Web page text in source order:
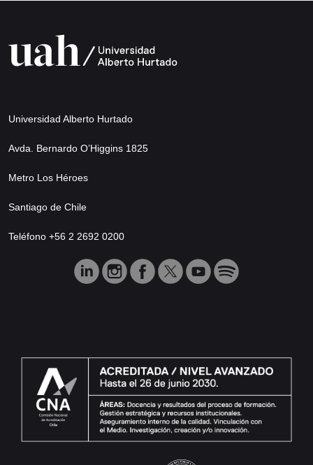
Universidad Alberto Hurtado
Avda. Bernardo O’Higgins 1825
Metro Los Héroes
Santiago de Chile
Teléfono +56 2 2692 0200